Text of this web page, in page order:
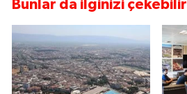
Bunlar da ilginizi çekebilir